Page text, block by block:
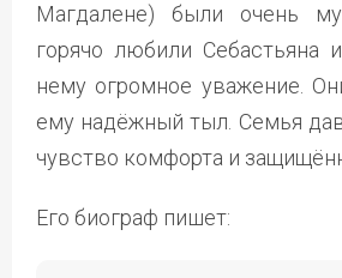
Магдалене) были очень
горячо любили Себастьяна
нему огромное уважение.
ему надёжный тыл. Семья
чувство комфорта и
Его биограф пишет: